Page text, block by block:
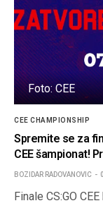
Foto: CEE
CEE CHAMPIONSHIP
Spremite se za
CEE šampionat!
BOZIDAR RADOVANOVIC
Finale CS:GO